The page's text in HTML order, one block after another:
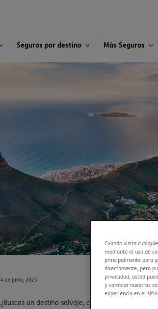
Seguros por destino Más Seguros
4 de junio, 2025
¿Buscas un destino salvaje, cultural, aventurero
Cuando visita
mediante el uso de
principalmente para
directamente, pero
privacidad, usted
y cambiar nuestras
experiencia en el